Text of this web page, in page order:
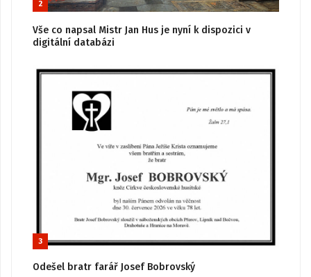
2
Vše co napsal Mistr Jan Hus je nyní k dispozici v
digitální databázi
3
Odešel bratr farář Josef Bobrovský